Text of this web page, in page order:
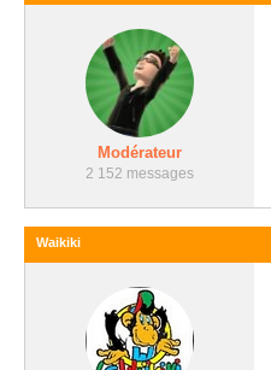
Modérateur
2 152 messages
Waikiki